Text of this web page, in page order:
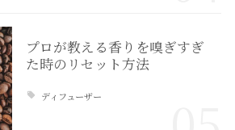
プロが教える香りを嗅ぎすぎ
た時のリセット方法
ディフューザー